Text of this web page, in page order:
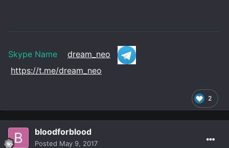
2
Skype Name dream_neo
https://t.me/dream_neo
bloodforblood
Posted May 9, 2017